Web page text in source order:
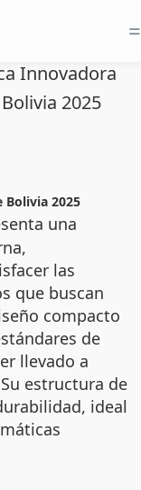
=
Innovadora
2025
2025
una
las
que buscan
compacto
de
llevado a
estructura de
ideal